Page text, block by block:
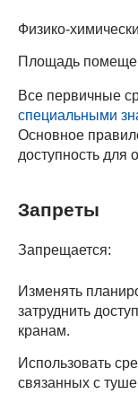
Физико-
Площадь
Все первичные
специальными
Основное
доступность для
Запреты
Запрещается:
Изменять
затруднить
кранам.
Использовать
связанных с